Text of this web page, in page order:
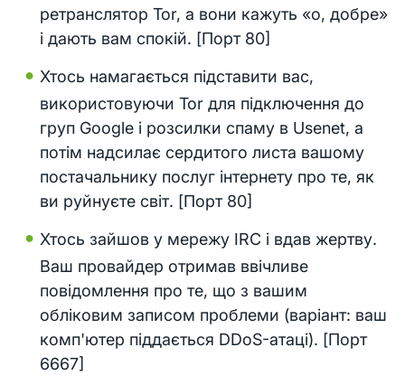
ретранслятор Tor, а вони кажуть «о, добре»
і дають вам спокій. [Порт 80]
Хтось намагається підставити вас,
використовуючи Tor для підключення до
груп Google і розсилки спаму в Usenet, а
потім надсилає сердитого листа вашому
постачальнику послуг інтернету про те, як
ви руйнуєте світ. [Порт 80]
Хтось зайшов у мережу IRC і вдав жертву.
Ваш провайдер отримав ввічливе
повідомлення про те, що з вашим
обліковим записом проблеми (варіант: ваш
комп'ютер піддається DDoS-атаці). [Порт
6667]